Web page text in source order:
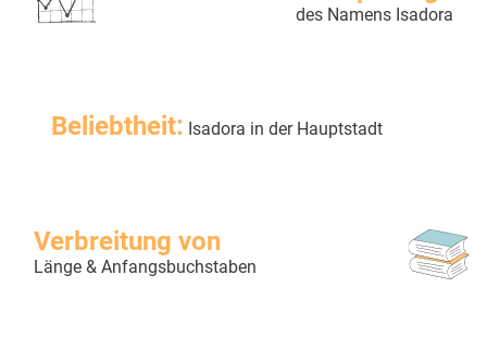
des Namens Isadora
Beliebtheit: Isadora in der Hauptstadt
Verbreitung von
Länge & Anfangsbuchstaben